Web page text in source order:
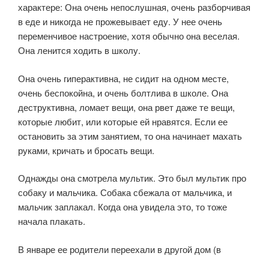
характере: Она очень непослушная, очень разборчивая
в еде и никогда не прожевывает еду. У нее очень
переменчивое настроение, хотя обычно она веселая.
Она ленится ходить в школу.
Она очень гиперактивна, не сидит на одном месте,
очень беспокойна, и очень болтлива в школе. Она
деструктивна, ломает вещи, она рвет даже те вещи,
которые любит, или которые ей нравятся. Если ее
остановить за этим занятием, то она начинает махать
руками, кричать и бросать вещи.
Однажды она смотрела мультик. Это был мультик про
собаку и мальчика. Собака сбежала от мальчика, и
мальчик заплакал. Когда она увидела это, то тоже
начала плакать.
В январе ее родители переехали в другой дом (в